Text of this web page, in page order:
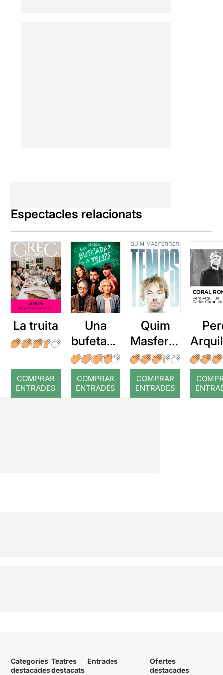
Espectacles relacionats
La truita
COMPRAR
ENTRADES
Una
bufetada
a temps
COMPRAR
ENTRADES
Quim
Masferre
r: Temps
COMPRAR
ENTRADES
:
Categories
destacades
Teatres
destacats
Entrades
Ofertes
destacades